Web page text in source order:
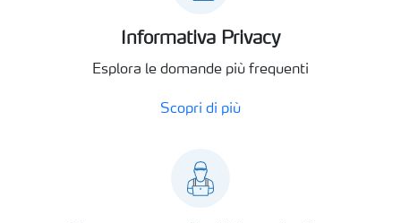
Informativa Privacy
Esplora le domande più frequenti
Scopri di più